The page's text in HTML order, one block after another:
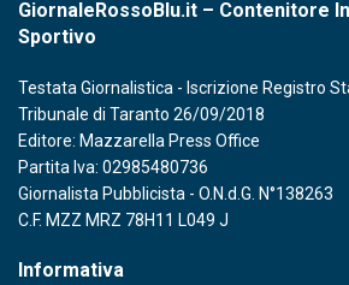
GiornaleRossoBlu.it – Contenitore
Sportivo
Testata Giornalistica - Iscrizione Registro
Tribunale di Taranto 26/09/2018
Editore: Mazzarella Press Office
Partita Iva: 02985480736
Giornalista Pubblicista - O.N.d.G. N°138263
C.F. MZZ MRZ 78H11 L049 J
Informativa